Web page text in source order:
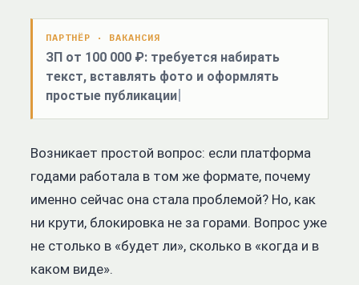
ПАРТНЁР · ВАКАНСИЯ
ЗП от 100 000 ₽: требуется набирать
текст, вставлять фото и оформлять
простые публикации
Возникает простой вопрос: если платформа
годами работала в том же формате, почему
именно сейчас она стала проблемой? Но, как
ни крути, блокировка не за горами. Вопрос уже
не столько в «будет ли», сколько в «когда и в
каком виде».